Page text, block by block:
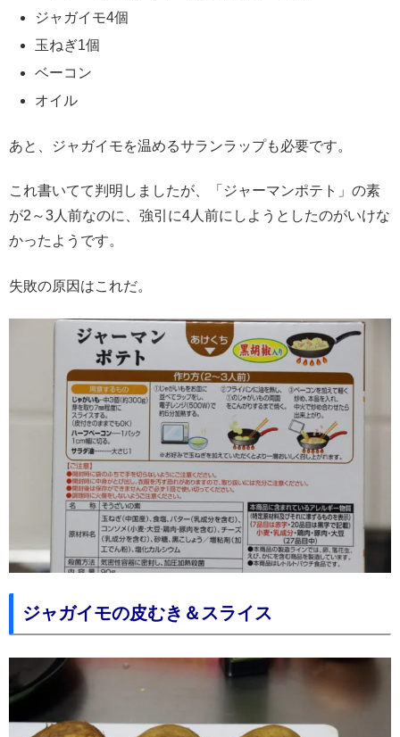
ジャガイモ4個
玉ねぎ1個
ベーコン
オイル
あと、ジャガイモを温めるサランラップも必要です。
これ書いてて判明しましたが、「ジャーマンポテト」の素
が2～3人前なのに、強引に4人前にしようとしたのがいけな
かったようです。
失敗の原因はこれだ。
ジャガイモの皮むき＆スライス